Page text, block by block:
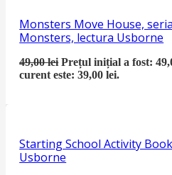
Monsters Move House,
Monsters, lectura Usborne
49,00lei Prețul inițial a fost:
curent este: 39,00 lei.
Starting School Activity
Usborne